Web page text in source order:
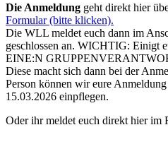
Die Anmeldung geht direkt hier
Formular (bitte klicken).
Die WLL meldet euch dann im
geschlossen an. WICHTIG: Einigt
EINE:N
Diese macht sich dann bei der
Person können wir eure
15.03.2026 einpflegen.
Oder ihr meldet euch direkt hier im